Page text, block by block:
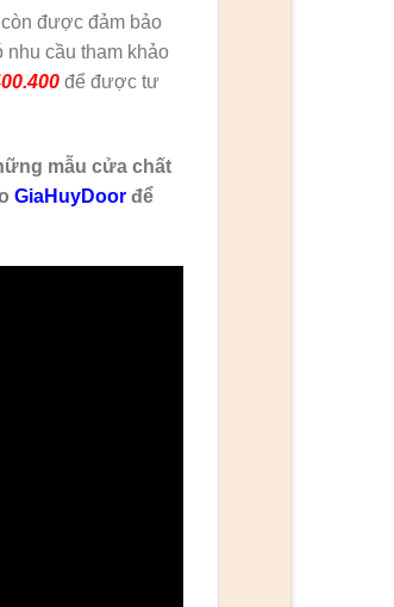
được đảm bảo
cầu tham khảo
để được tư
mẫu cửa chất
GiaHuyDoorđể